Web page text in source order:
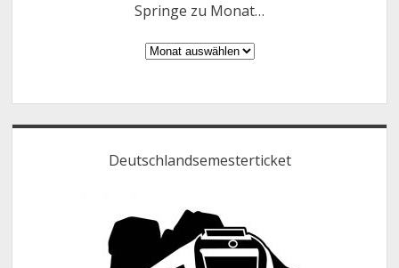
Springe zu Monat…
Springe
Deutschlandsemesterticket